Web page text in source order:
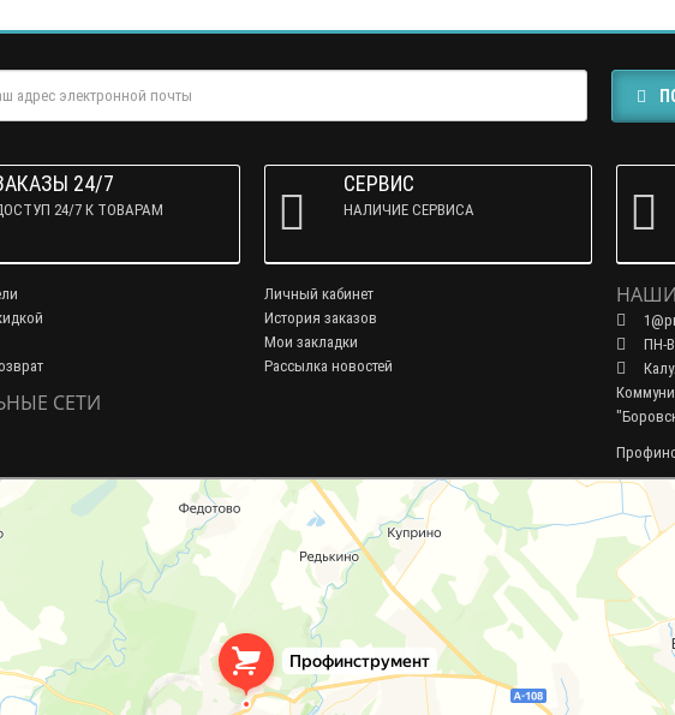
24/7
24/7 К ТОВАРАМ
СЕРВИС
НАЛИЧИЕ СЕРВИСА
СЕТИ
Личный кабинет
История заказов
Мои закладки
Рассылка новостей
ПН-